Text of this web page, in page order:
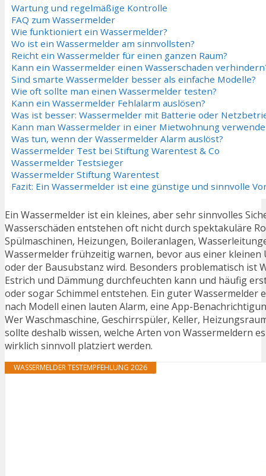
Wartung und regelmäßige Kontrolle
FAQ zum Wassermelder
Wie funktioniert ein Wassermelder?
Wo ist ein Wassermelder am sinnvollsten?
Reicht ein Wassermelder für einen ganzen Raum?
Kann ein Wassermelder einen Wasserschaden
Sind smarte Wassermelder besser als einfache Modelle?
Wie oft sollte man einen Wassermelder testen?
Kann ein Wassermelder Fehlalarm auslösen?
Was ist besser: Wassermelder mit Batterie oder
Kann man Wassermelder in einer Mietwohnung
Was tun, wenn der Wassermelder Alarm auslöst?
Wassermelder Test bei Stiftung Warentest & Co
Wassermelder Testsieger
Wassermelder Stiftung Warentest
Fazit: Ein Wassermelder ist eine günstige und sinnvolle
Ein Wassermelder ist ein kleines, aber sehr sinnvolles
Wasserschäden entstehen oft nicht durch spektakuläre
Spülmaschinen, Heizungen, Boileranlagen,
Wassermelder frühzeitig warnen, bevor aus einer
oder der Bausubstanz wird. Besonders problematisch ist
Estrich und Dämmung durchfeuchten kann und häufig
oder sogar Schimmel entstehen. Ein guter
nach Modell einen lauten Alarm, eine App-
Wer Waschmaschine, Geschirrspüler, Keller,
sollte deshalb wissen, welche Arten von Wassermeldern
wirklich sinnvoll platziert werden.
WASSERMELDER TESTEMPFEHLUNG 2026